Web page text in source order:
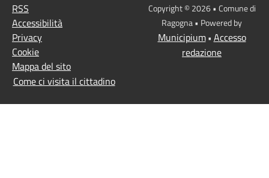
RSS
Accessibilità
Privacy
Cookie
Mappa del sito
Come ci visita il cittadino
Copyright © 2026 • Comune di
Ragogna • Powered by
Municipium• Accesso
redazione